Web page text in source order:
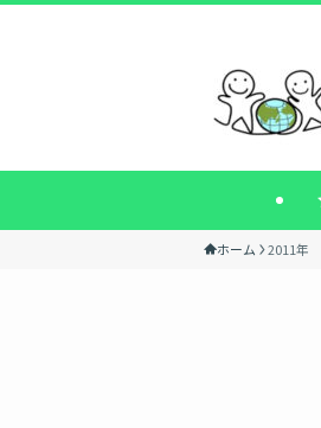
ホーム 2011年